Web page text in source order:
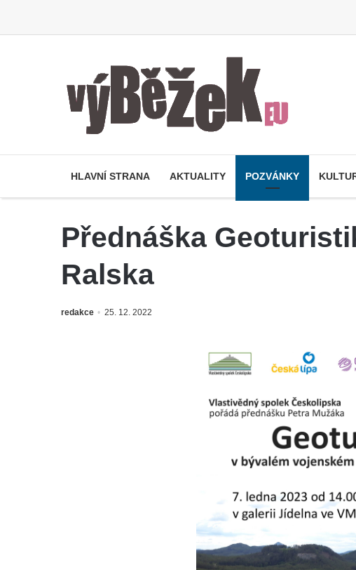
HLAVNÍ STRANA AKTUALITY POZVÁNKY
Přednáška
Ralska
redakce 25. 12. 2022